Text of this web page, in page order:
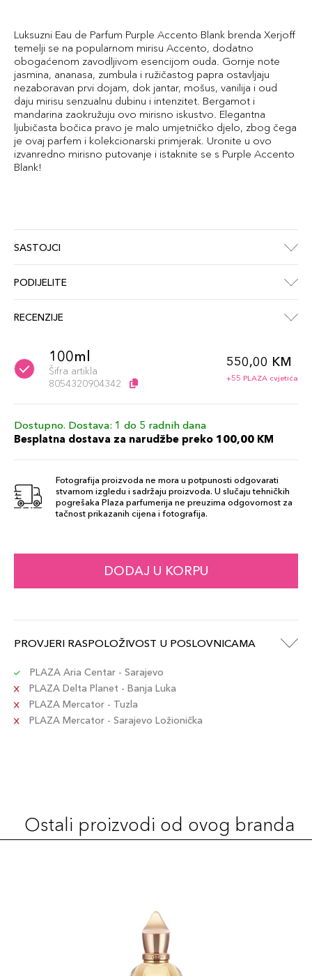
Luksuzni Eau de Parfum Purple Accento Blank brenda Xerjoff
temelji se na popularnom mirisu Accento, dodatno
obogaćenom zavodljivom esencijom ouda. Gornje note
jasmina, ananasa, zumbula i ružičastog papra ostavljaju
nezaboravan prvi dojam, dok jantar, mošus, vanilija i oud
daju mirisu senzualnu dubinu i intenzitet. Bergamot i
mandarina zaokružuju ovo mirisno iskustvo. Elegantna
ljubičasta bočica pravo je malo umjetničko djelo, zbog čega
je ovaj parfem i kolekcionarski primjerak. Uronite u ovo
izvanredno mirisno putovanje i istaknite se s Purple Accento
Blank!
SASTOJCI
PODIJELITE
RECENZIJE
100ml
Šifra artikla
8054320904342
550,00 KM
+55 PLAZA cvjetića
Dostupno. Dostava: 1 do 5 radnih dana
Besplatna dostava za narudžbe preko 100,00 KM
Fotografija proizvoda ne mora u potpunosti odgovarati
stvarnom izgledu i sadržaju proizvoda. U slučaju tehničkih
pogrešaka Plaza parfumerija ne preuzima odgovornost za
tačnost prikazanih cijena i fotografija.
DODAJ U KORPU
PROVJERI RASPOLOŽIVOST U POSLOVNICAMA
PLAZA Aria Centar - Sarajevo
PLAZA Delta Planet - Banja Luka
PLAZA Mercator - Tuzla
PLAZA Mercator - Sarajevo Ložionička
Ostali proizvodi od ovog branda